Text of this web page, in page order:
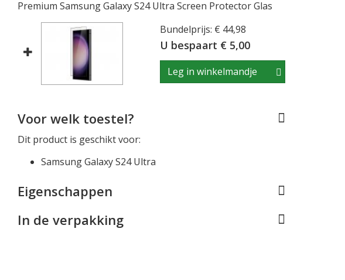
Premium Samsung Galaxy S24 Ultra Screen Protector Glas
Bundelprijs: € 44,98
U bespaart € 5,00
Leg in winkelmandje
Voor welk toestel?
Dit product is geschikt voor:
Samsung Galaxy S24 Ultra
Eigenschappen
In de verpakking